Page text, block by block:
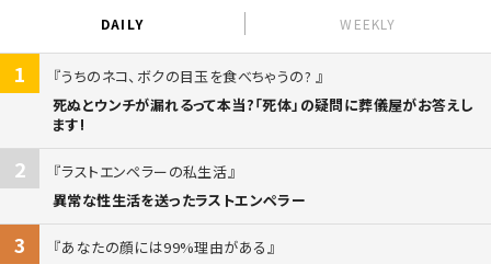
DAILY WEEKLY
1
うちのネコ、ボクの目玉を食べちゃうの?
死ぬとウンチが漏れるって本当?「死体」の疑問に葬儀屋がお答えし
ます!
2
ラストエンペラーの私生活
異常な性生活を送ったラストエンペラー
3
あなたの顔には99%理由がある